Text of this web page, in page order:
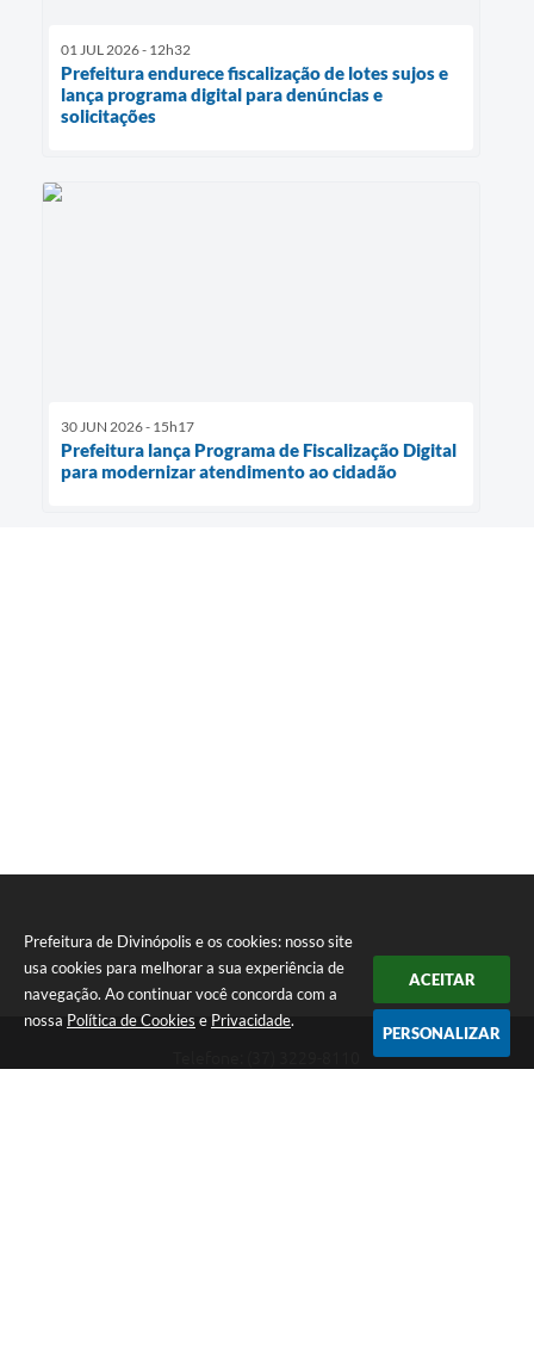
Prefeitura de Divinópolis e os cookies: nosso site
usa cookies para melhorar a sua experiência de
navegação. Ao continuar você concorda com a
nossa Política de Cookies e Privacidade.
ACEITAR
PERSONALIZAR
01 JUL 2026 - 12h32
Prefeitura endurece fiscalização de lotes sujos e
lança programa digital para denúncias e
solicitações
30 JUN 2026 - 15h17
Prefeitura lança Programa de Fiscalização Digital
para modernizar atendimento ao cidadão